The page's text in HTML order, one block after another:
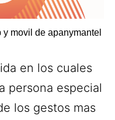
movil de apanymantel
en los cuales
persona especial
los gestos mas